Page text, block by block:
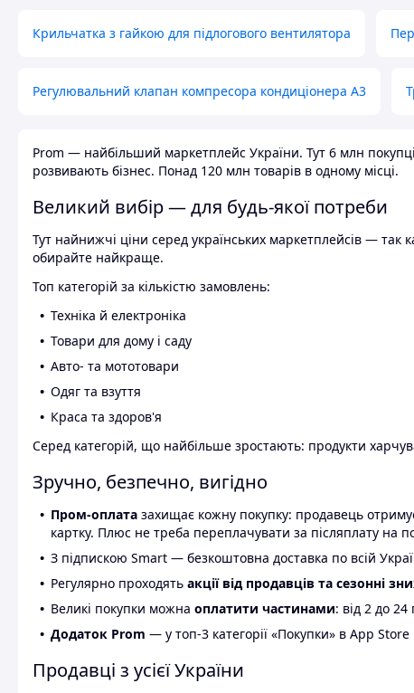
Крильчатка з гайкою для підлогового вентилятора
Регулювальний клапан компресора кондиціонера А3
Prom — найбільший маркетплейс України. Тут 6 млн
розвивають бізнес. Понад 120 млн товарів в одному місці.
Великий вибір — для будь-якої потреби
Тут найнижчі ціни серед українських маркетплейсів — так
обирайте найкраще.
Топ категорій за кількістю замовлень:
Техніка й електроніка
Товари для дому і саду
Авто- та мототовари
Одяг та взуття
Краса та здоров'я
Серед категорій, що найбільше зростають: продукти
Зручно, безпечно, вигідно
Пром-оплата захищає кожну покупку: продавець
картку. Плюс не треба переплачувати за післяплату на
З підпискою Smart — безкоштовна доставка по всій
Регулярно проходять акції від продавців та сезонні
Великі покупки можна оплатити частинами: від 2 до
Додаток Prom — у топ-3 категорії «Покупки» в App
Продавці з усієї України